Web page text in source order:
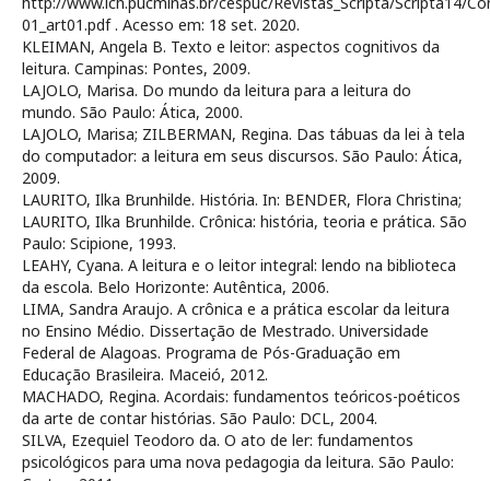
01_art01.pdf . Acesso em: 18 set. 2020.
KLEIMAN, Angela B. Texto e leitor: aspectos cognitivos da
leitura. Campinas: Pontes, 2009.
LAJOLO, Marisa. Do mundo da leitura para a leitura do
mundo. São Paulo: Ática, 2000.
LAJOLO, Marisa; ZILBERMAN, Regina. Das tábuas da lei à tela
do computador: a leitura em seus discursos. São Paulo: Ática,
2009.
LAURITO, Ilka Brunhilde. História. In: BENDER, Flora Christina;
LAURITO, Ilka Brunhilde. Crônica: história, teoria e prática. São
Paulo: Scipione, 1993.
LEAHY, Cyana. A leitura e o leitor integral: lendo na biblioteca
da escola. Belo Horizonte: Autêntica, 2006.
LIMA, Sandra Araujo. A crônica e a prática escolar da leitura
no Ensino Médio. Dissertação de Mestrado. Universidade
Federal de Alagoas. Programa de Pós-Graduação em
Educação Brasileira. Maceió, 2012.
MACHADO, Regina. Acordais: fundamentos teóricos-poéticos
da arte de contar histórias. São Paulo: DCL, 2004.
SILVA, Ezequiel Teodoro da. O ato de ler: fundamentos
psicológicos para uma nova pedagogia da leitura. São Paulo: